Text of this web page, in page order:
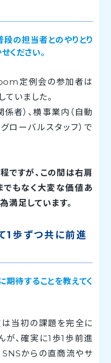
の担当者とのやりとり
ください。
定例会の参加者は
いました。
者）、横事業内（自動
ローバルスタッフ）で
ですが、この間は右肩
でもなく大変な価値あ
満足しています。
1歩ずつ共に前進
待することを教えてく
当初の課題を完全に
が、確実に1歩1歩前進
SNSからの直商流やサ